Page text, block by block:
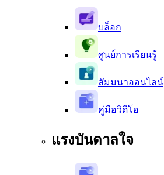
บล็อก
ศูนย์การเรียนรู้
สัมมนาออนไลน์
คู่มือวิดีโอ
แรงบันดาลใจ